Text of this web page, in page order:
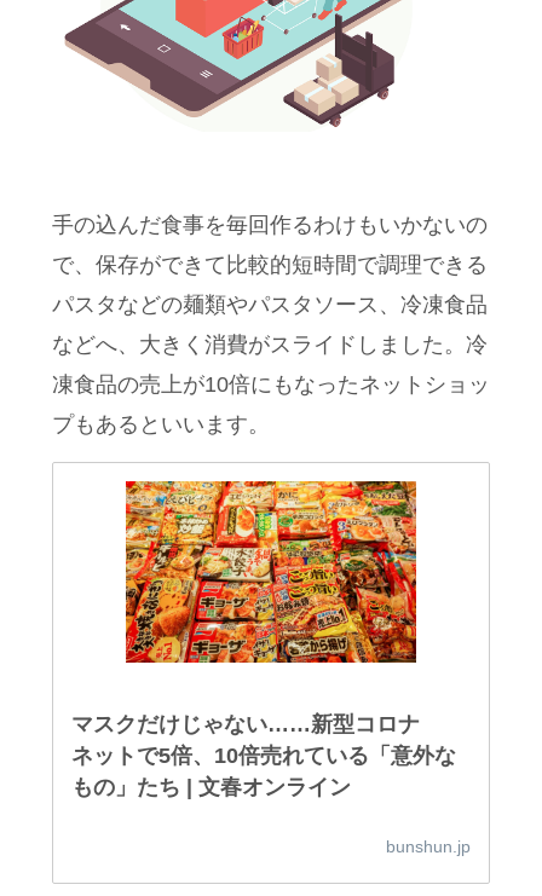
手の込んだ食事を毎回作るわけもいかないの
で、保存ができて比較的短時間で調理できる
パスタなどの麺類やパスタソース、冷凍食品
などへ、大きく消費がスライドしました。冷
凍食品の売上が10倍にもなったネットショッ
プもあるといいます。
マスクだけじゃない……新型コロナ
ネットで5倍、10倍売れている「意外な
もの」たち | 文春オンライン
bunshun.jp